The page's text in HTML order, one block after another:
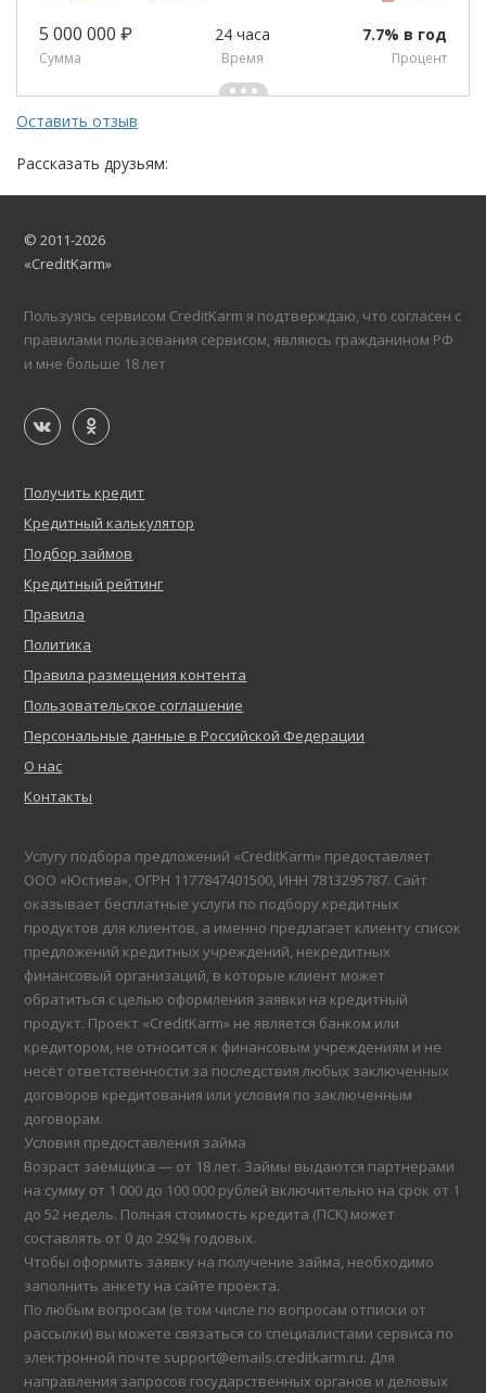
5 000 000 ₽
Сумма
24 часа
Время
7.7% в год
Процент
Оставить отзыв
Рассказать друзьям:
© 2011-2026
«CreditKarm»
Пользуясь сервисом CreditKarm я подтверждаю, что согласен с
правилами пользования сервисом, являюсь гражданином РФ
и мне больше 18 лет
Получить кредит
Кредитный калькулятор
Подбор займов
Кредитный рейтинг
Правила
Политика
Правила размещения контента
Пользовательское соглашение
Персональные данные в Российской Федерации
О нас
Контакты
Услугу подбора предложений «CreditKarm» предоставляет
ООО «Юстива», ОГРН 1177847401500, ИНН 7813295787. Сайт
оказывает бесплатные услуги по подбору кредитных
продуктов для клиентов, а именно предлагает клиенту список
предложений кредитных учреждений, некредитных
финансовый организаций, в которые клиент может
обратиться с целью оформления заявки на кредитный
продукт. Проект «CreditKarm» не является банком или
кредитором, не относится к финансовым учреждениям и не
несёт ответственности за последствия любых заключенных
договоров кредитования или условия по заключенным
договорам.
Условия предоставления займа
Возраст заёмщика — от 18 лет. Займы выдаются партнерами
на сумму от 1 000 до 100 000 рублей включительно на срок от 1
до 52 недель. Полная стоимость кредита (ПСК) может
составлять от 0 до 292% годовых.
Чтобы оформить заявку на получение займа, необходимо
заполнить анкету на сайте проекта.
По любым вопросам (в том числе по вопросам отписки от
рассылки) вы можете связаться со специалистами сервиса по
электронной почте support@emails.creditkarm.ru. Для
направления запросов государственных органов и деловых